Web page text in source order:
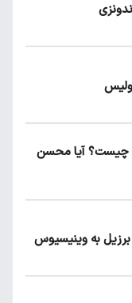
چیست؟ آیا محسن
به وینیسیوس